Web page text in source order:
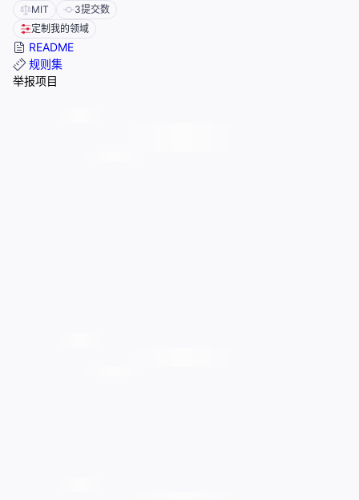
MIT 3提交数
定制我的领域
README
规则集
举报项目